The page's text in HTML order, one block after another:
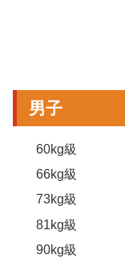
男子
60kg級
66kg級
73kg級
81kg級
90kg級